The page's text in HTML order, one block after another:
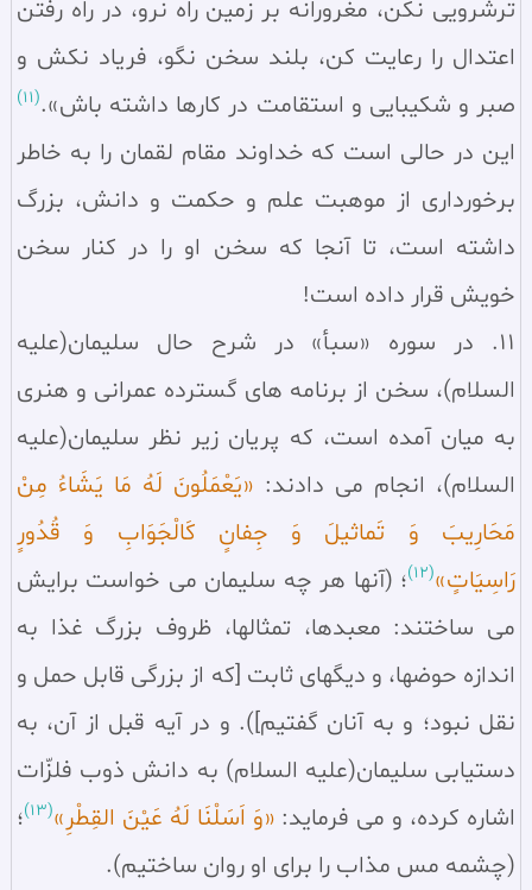
ترشرويى نكن، مغرورانه بر زمين راه نرو، در راه رفتن
اعتدال را رعايت كن، بلند سخن نگو، فرياد نكش و
صبر و شكيبايى و استقامت در كارها داشته باش».(11)
اين در حالى است كه خداوند مقام لقمان را به خاطر
برخوردارى از موهبت علم و حكمت و دانش، بزرگ
داشته است، تا آنجا كه سخن او را در كنار سخن
خويش قرار داده است!
11. در سوره «سبأ» در شرح حال سليمان(عليه
السلام)، سخن از برنامه هاى گسترده عمرانى و هنرى
به ميان آمده است، كه پريان زير نظر سليمان(عليه
السلام)، انجام مى دادند: «يَعْمَلُونَ لَهُ مَا يَشَاءُ مِنْ
مَحَارِيبَ وَ تَماثيلَ وَ جِفانٍ كَالْجَوَابِ وَ قُدُورٍ
رَاسِيَاتٍ»(12)
؛ (آنها هر چه سلیمان مى خواست برایش
مى ساختند: معبدها، تمثالها، ظروف بزرگ غذا به
اندازه حوضها، و دیگهاى ثابت [که از بزرگى قابل حمل و
نقل نبود؛ و به آنان گفتیم]). و در آيه قبل از آن، به
دستيابى سليمان(عليه السلام) به دانش ذوب فلزّات
اشاره كرده، و مى فرمايد: «وَ اَسَلْنَا لَهُ عَيْنَ القِطْرِ»(13)
؛
(چشمه مس مذاب را براى او روان ساختيم).